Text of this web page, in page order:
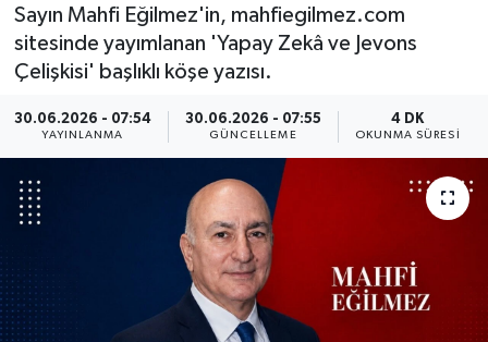
Sayın Mahfi Eğilmez'in, mahfiegilmez.com
sitesinde yayımlanan 'Yapay Zekâ ve Jevons
Çelişkisi' başlıklı köşe yazısı.
30.06.2026 - 07:54
YAYINLANMA
30.06.2026 - 07:55
GÜNCELLEME
4 DK
OKUNMA SÜRESI
Emtia
Gizlilik Sözleşmesi
Otomobil
BITCOIN